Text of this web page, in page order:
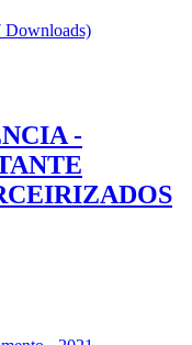
Downloads)
-